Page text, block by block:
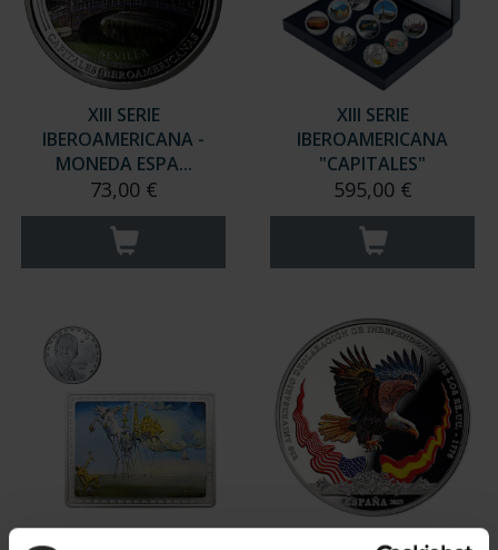
XIII SERIE
IBEROAMERICANA -
MONEDA ESPA...
73,00 €
XIII SERIE
IBEROAMERICANA
"CAPITALES"
595,00 €
SALVADOR DALÍ (2021)
250 ANIV. EEUU -